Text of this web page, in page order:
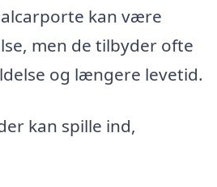
kan være
men de tilbyder ofte
og længere levetid.
kan spille ind,